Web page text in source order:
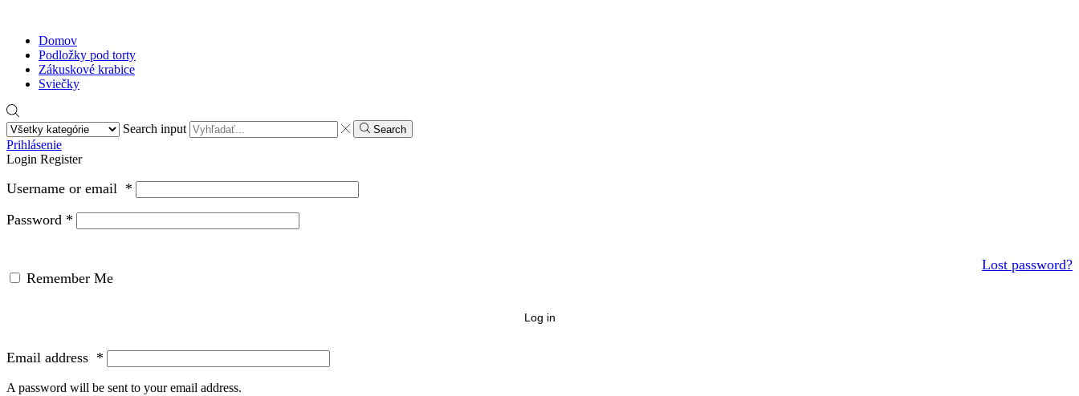
Domov
Podložky pod torty
Zákuskové krabice
Sviečky
Search input Search
Prihlásenie
Login Register
Username or email *
Password *
Lost password?
Remember Me
Log in
Email address *
A password will be sent to your email address.